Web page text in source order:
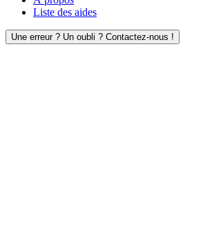
Liste des aides
Une erreur ? Un oubli ? Contactez-nous !